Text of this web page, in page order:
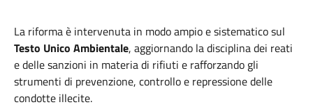
La riforma è intervenuta in modo ampio e sistematico sul
Testo Unico Ambientale, aggiornando la disciplina dei reati
e delle sanzioni in materia di rifiuti e rafforzando gli
strumenti di prevenzione, controllo e repressione delle
condotte illecite.